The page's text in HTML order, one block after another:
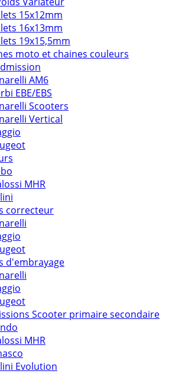
15x12mm
16x13mm
19x15,5mm
moto et chaines couleurs
AM6
EBE/EBS
Scooters
Vertical
MHR
correcteur
d'embrayage
Scooter primaire secondaire
MHR
Evolution